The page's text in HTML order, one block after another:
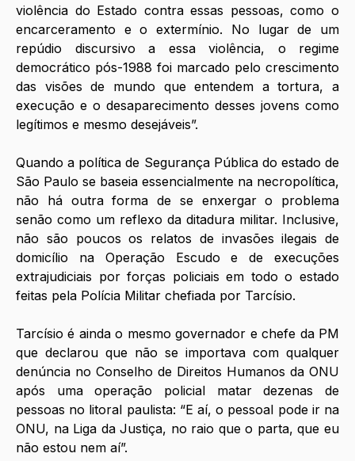
violência do Estado contra essas pessoas, como o
encarceramento e o extermínio. No lugar de um
repúdio discursivo a essa violência, o regime
democrático pós-1988 foi marcado pelo crescimento
das visões de mundo que entendem a tortura, a
execução e o desaparecimento desses jovens como
legítimos e mesmo desejáveis”.
Quando a política de Segurança Pública do estado de
São Paulo se baseia essencialmente na necropolítica,
não há outra forma de se enxergar o problema
senão como um reflexo da ditadura militar. Inclusive,
não são poucos os relatos de invasões ilegais de
domicílio na Operação Escudo e de execuções
extrajudiciais por forças policiais em todo o estado
feitas pela Polícia Militar chefiada por Tarcísio.
Tarcísio é ainda o mesmo governador e chefe da PM
que declarou que não se importava com qualquer
denúncia no Conselho de Direitos Humanos da ONU
após uma operação policial matar dezenas de
pessoas no litoral paulista: “E aí, o pessoal pode ir na
ONU, na Liga da Justiça, no raio que o parta, que eu
não estou nem aí”.